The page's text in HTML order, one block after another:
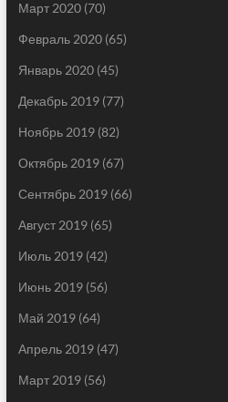
Март 2020(70)
Февраль 2020(65)
Январь 2020(45)
Декабрь 2019(77)
Ноябрь 2019(82)
Октябрь 2019(67)
Сентябрь 2019(66)
Август 2019(65)
Июль 2019(42)
Июнь 2019(56)
Май 2019(64)
Апрель 2019(47)
Март 2019(56)